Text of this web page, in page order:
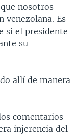
nosotros
venezolana. Es
si el presidente
su
allí de manera
comentarios
injerencia del